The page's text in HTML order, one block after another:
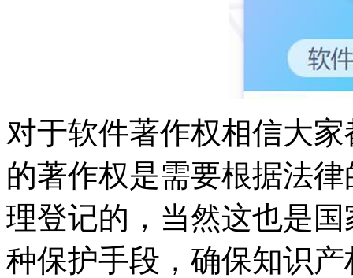
对于软件著作权相信大
的著作权是需要根据法
理登记的，当然这也是
种保护手段，确保知识